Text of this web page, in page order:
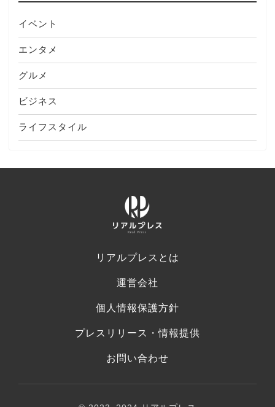
イベント
エンタメ
グルメ
ビジネス
ライフスタイル
リアルプレスとは
運営会社
個人情報保護方針
プレスリリース・情報提供
お問い合わせ